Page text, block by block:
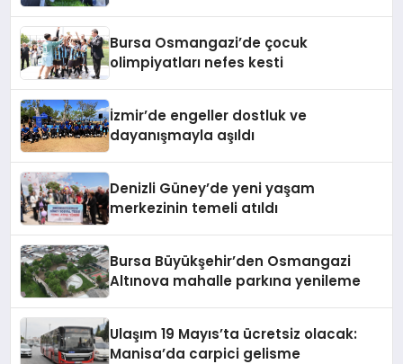
Bursa Osmangazi’de çocuk
olimpiyatları nefes kesti
İzmir’de engeller dostluk ve
dayanışmayla aşıldı
Denizli Güney’de yeni yaşam
merkezinin temeli atıldı
Bursa Büyükşehir’den Osmangazi
Altınova mahalle parkına yenileme
Ulaşım 19 Mayıs’ta ücretsiz olacak:
Manisa’da carpici gelisme